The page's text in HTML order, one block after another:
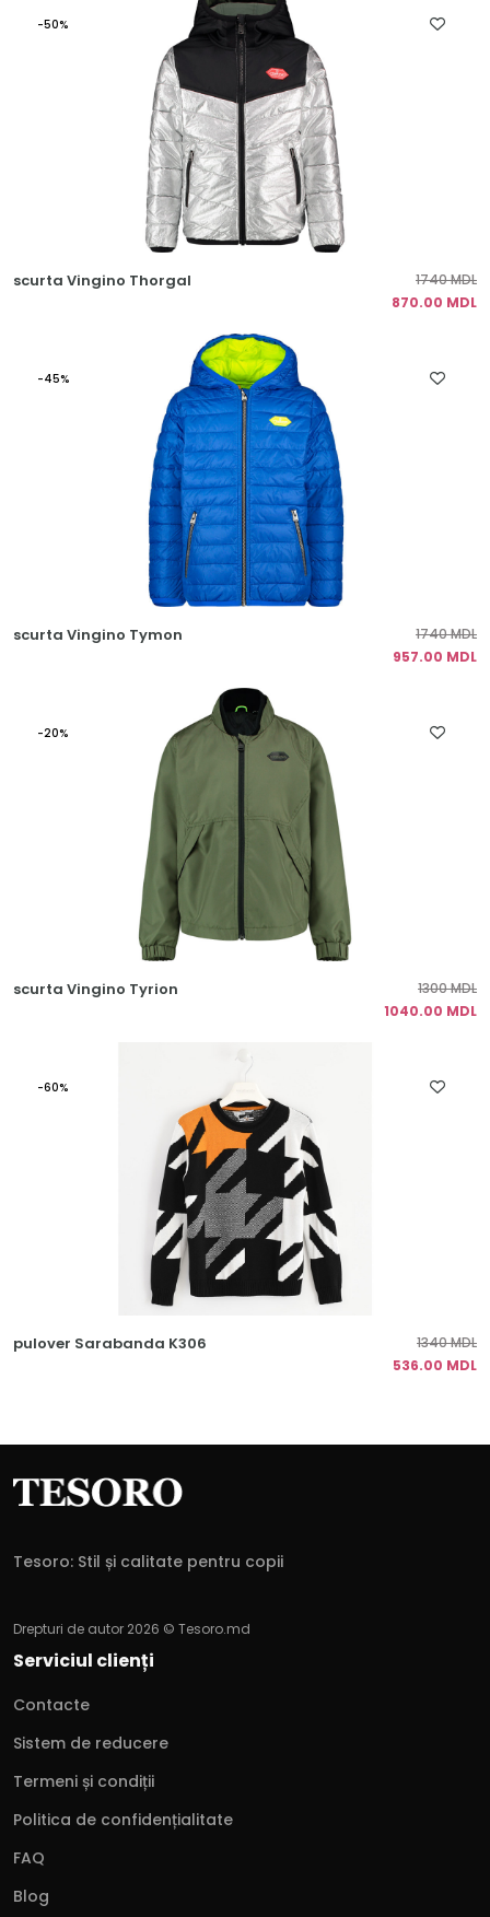
-50%
scurta Vingino Thorgal
1740 MDL
870.00 MDL
-45%
scurta Vingino Tymon
1740 MDL
957.00 MDL
-20%
scurta Vingino Tyrion
1300 MDL
1040.00 MDL
-60%
pulover Sarabanda K306
1340 MDL
536.00 MDL
Tesoro: Stil și calitate pentru copii
Drepturi de autor 2026 © Tesoro.md
Serviciul clienți
Contacte
Sistem de reducere
Termeni și condiții
Politica de confidențialitate
FAQ
Blog